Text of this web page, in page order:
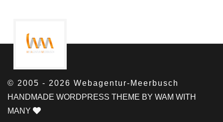
© 2005 - 2026 Webagentur-Meerbusch
HANDMADE WORDPRESS THEME BY WAM WITH
MANY